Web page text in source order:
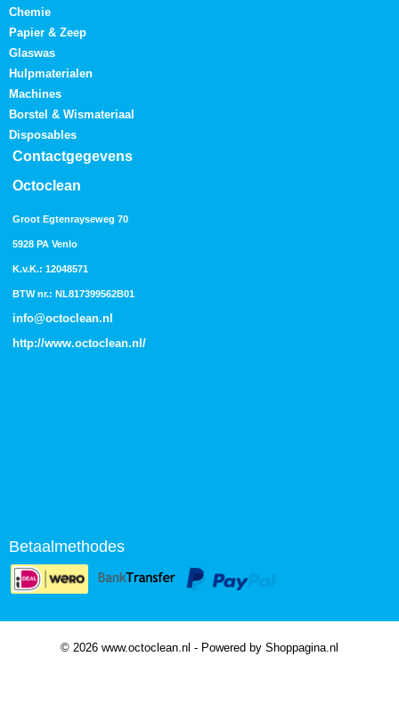
Chemie
Papier & Zeep
Glaswas
Hulpmaterialen
Machines
Borstel & Wismateriaal
Disposables
Contactgegevens
Octoclean
Groot Egtenrayseweg 70
5928 PA Venlo
K.v.K.: 12048571
BTW nr.: NL817399562B01
info@octoclean.nl
http://www.octoclean.nl /
Betaalmethodes
© 2026 www.octoclean.nl - Powered by Shoppagina.nl